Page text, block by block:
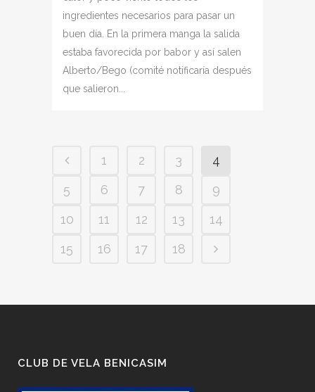
ingredientes necesarios para pasar un
buen día. En la primera manga la salida
estaba favorecida por babor y así salen
Alberto/Bego (comité notificaría después
que salieron...
1 2 3
4
5
6 7 8
9
10
11 12 13
14
15
16 17 18
CLUB DE VELA BENICASIM